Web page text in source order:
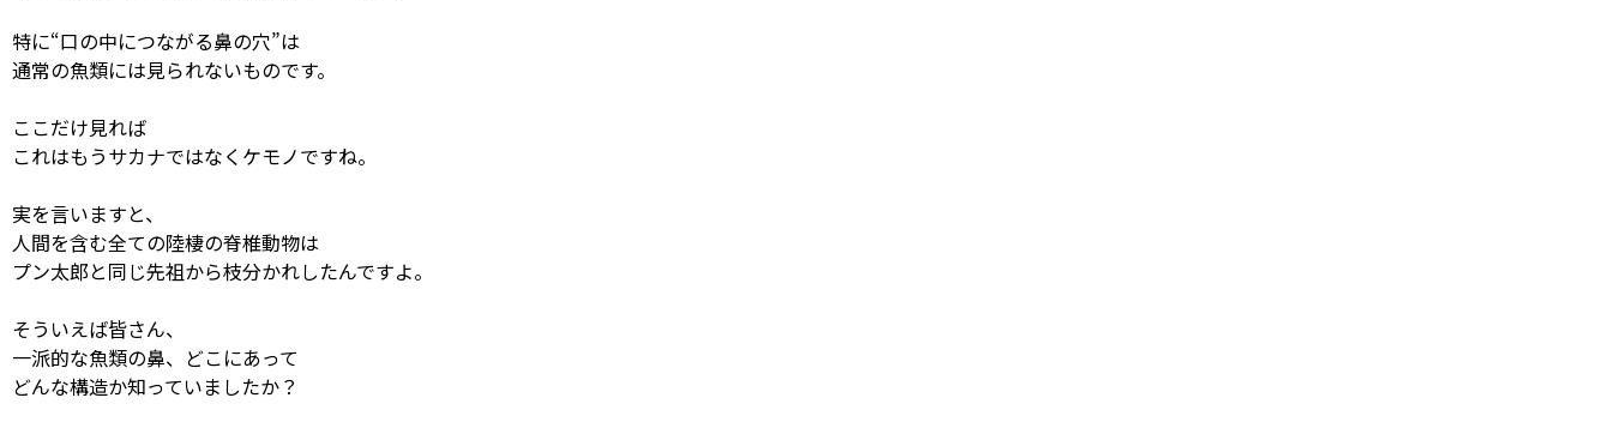
特に“口の中につながる鼻の穴”は
通常の魚類には見られないものです。
ここだけ見れば
これはもうサカナではなくケモノですね。
実を言いますと、
人間を含む全ての陸棲の脊椎動物は
プン太郎と同じ先祖から枝分かれしたんですよ。
そういえば皆さん、
一派的な魚類の鼻、どこにあって
どんな構造か知っていましたか？